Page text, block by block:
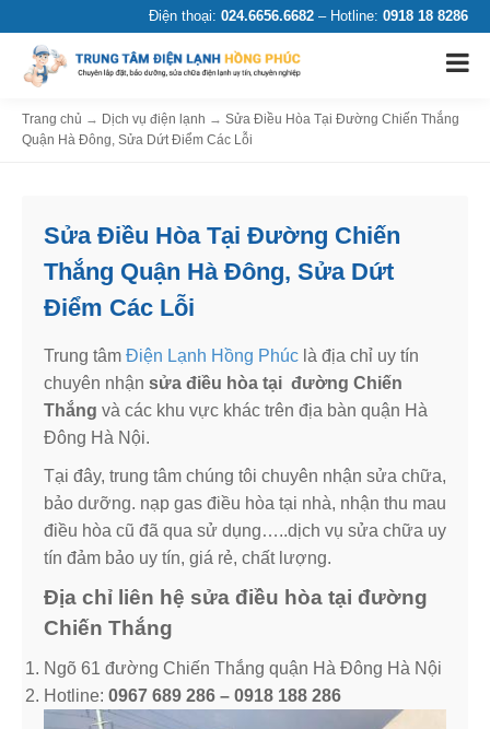
Điện thoại: 024.6656.6682 – Hotline: 0918 18 8286
Trang chủ → Dịch vụ điện lạnh → Sửa Điều Hòa Tại Đường Chiến Thắng
Quận Hà Đông, Sửa Dứt Điểm Các Lỗi
Sửa Điều Hòa Tại Đường Chiến
Thắng Quận Hà Đông, Sửa Dứt
Điểm Các Lỗi
Trung tâm Điện Lạnh Hồng Phúc là địa chỉ uy tín
chuyên nhận sửa điều hòa tại đường Chiến
Thắng và các khu vực khác trên địa bàn quận Hà
Đông Hà Nội.
Tại đây, trung tâm chúng tôi chuyên nhận sửa chữa,
bảo dưỡng. nạp gas điều hòa tại nhà, nhận thu mau
điều hòa cũ đã qua sử dụng…..dịch vụ sửa chữa uy
tín đảm bảo uy tín, giá rẻ, chất lượng.
Địa chỉ liên hệ sửa điều hòa tại đường
Chiến Thắng
Ngõ 61 đường Chiến Thắng quận Hà Đông Hà Nội
Hotline: 0967 689 286 – 0918 188 286